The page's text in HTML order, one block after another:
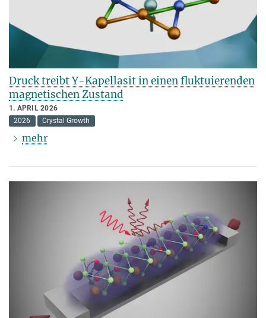
Druck treibt Y-Kapellasit in einen fluktuierenden
magnetischen Zustand
1. APRIL 2026
2026
Crystal Growth
mehr